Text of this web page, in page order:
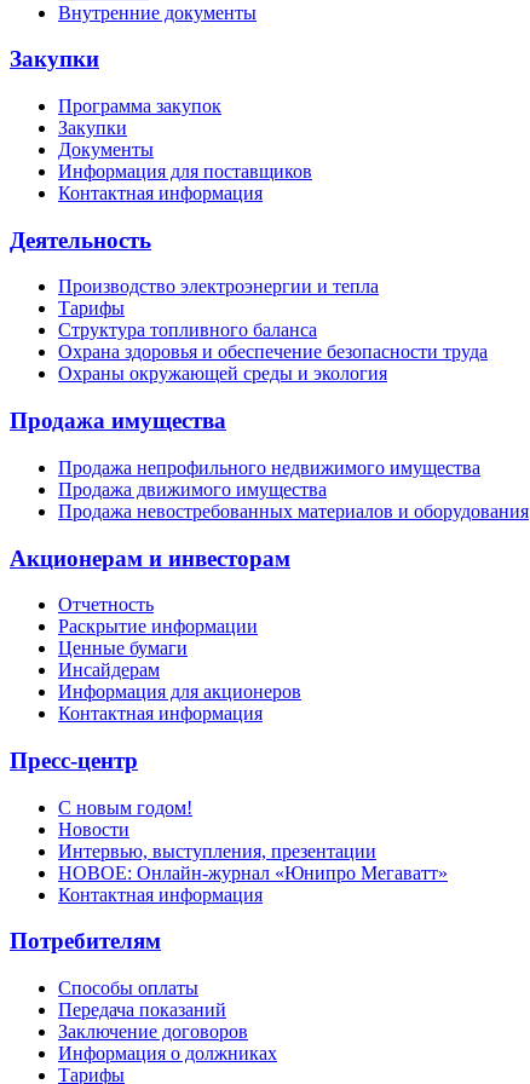
Внутренние документы
Закупки
Программа закупок
Закупки
Документы
Информация для поставщиков
Контактная информация
Деятельность
Производство электроэнергии и тепла
Тарифы
Структура топливного баланса
Охрана здоровья и обеспечение безопасности труда
Охраны окружающей среды и экология
Продажа имущества
Продажа непрофильного недвижимого имущества
Продажа движимого имущества
Продажа невостребованных материалов и оборудования
Акционерам и инвесторам
Отчетность
Раскрытие информации
Ценные бумаги
Инсайдерам
Информация для акционеров
Контактная информация
Пресс-центр
С новым годом!
Новости
Интервью, выступления, презентации
НОВОЕ: Онлайн-журнал «Юнипро Мегаватт»
Контактная информация
Потребителям
Способы оплаты
Передача показаний
Заключение договоров
Информация о должниках
Тарифы